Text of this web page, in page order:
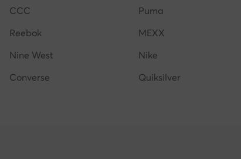
CCC
Puma
Reebok
MEXX
Nine West
Nike
Converse
Quiksilver